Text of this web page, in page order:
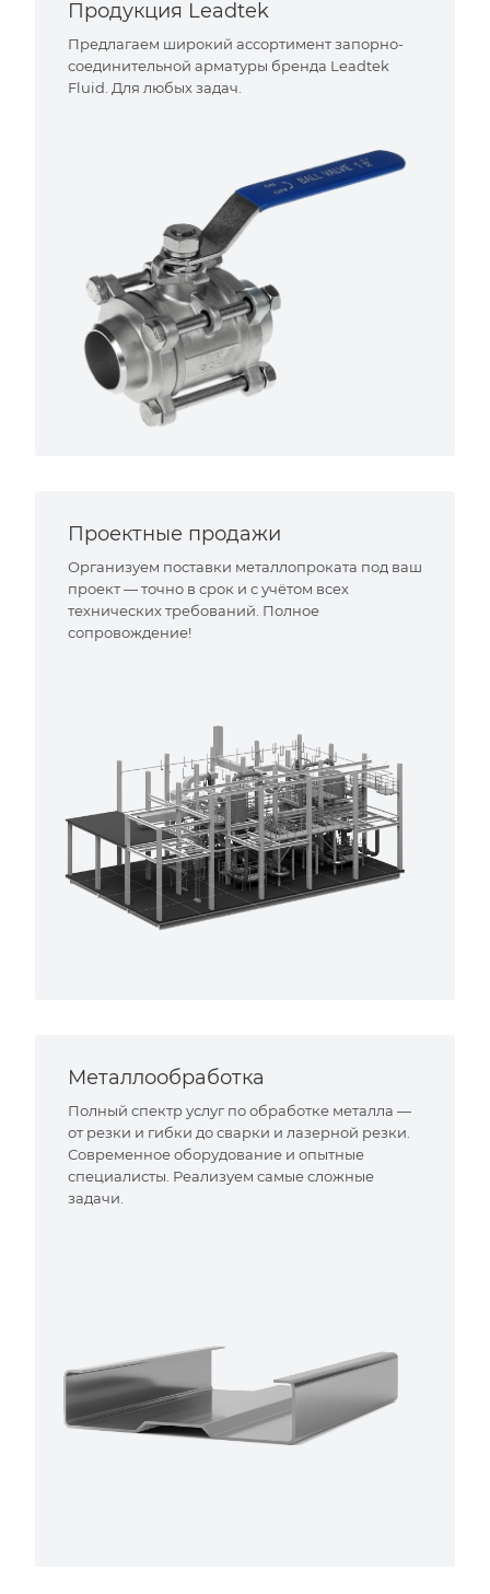
Продукция Leadtek
Предлагаем широкий ассортимент запорно-
соединительной арматуры бренда Leadtek
Fluid. Для любых задач.
Проектные продажи
Организуем поставки металлопроката под ваш
проект — точно в срок и с учётом всех
технических требований. Полное
сопровождение!
Металлообработка
Полный спектр услуг по обработке металла —
от резки и гибки до сварки и лазерной резки.
Современное оборудование и опытные
специалисты. Реализуем самые сложные
задачи.